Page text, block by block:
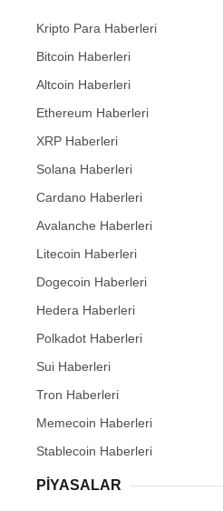
Kripto Para Haberleri
Bitcoin Haberleri
Altcoin Haberleri
Ethereum Haberleri
XRP Haberleri
Solana Haberleri
Cardano Haberleri
Avalanche Haberleri
Litecoin Haberleri
Dogecoin Haberleri
Hedera Haberleri
Polkadot Haberleri
Sui Haberleri
Tron Haberleri
Memecoin Haberleri
Stablecoin Haberleri
PIYASALAR